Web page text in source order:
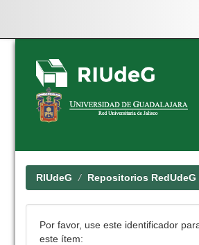
Skip
navigation
RIUdeG Repositorios RedUdeG
Por favor, use este identificador
este ítem: